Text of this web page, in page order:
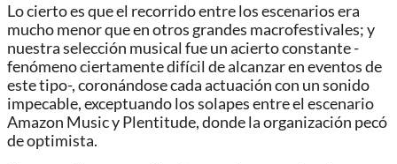
Lo cierto es que el recorrido entre los escenarios era
mucho menor que en otros grandes macrofestivales; y
nuestra selección musical fue un acierto constante -
fenómeno ciertamente difícil de alcanzar en eventos de
este tipo-, coronándose cada actuación con un sonido
impecable, exceptuando los solapes entre el escenario
Amazon Music y Plentitude, donde la organización pecó
de optimista.